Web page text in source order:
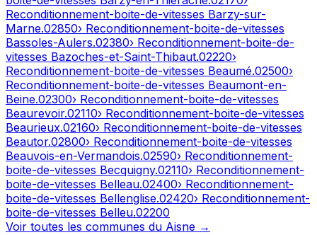
Reconditionnement-boite-de-vitesses Barzy-sur-
Marne.02850› Reconditionnement-boite-de-vitesses
Bassoles-Aulers.02380› Reconditionnement-boite-de-
vitesses Bazoches-et-Saint-Thibaut.02220›
Reconditionnement-boite-de-vitesses Beaumé.02500›
Reconditionnement-boite-de-vitesses Beaumont-en-
Beine.02300› Reconditionnement-boite-de-vitesses
Beaurevoir.02110› Reconditionnement-boite-de-vitesses
Beaurieux.02160› Reconditionnement-boite-de-vitesses
Beautor.02800› Reconditionnement-boite-de-vitesses
Beauvois-en-Vermandois.02590› Reconditionnement-
boite-de-vitesses Becquigny.02110› Reconditionnement-
boite-de-vitesses Belleau.02400› Reconditionnement-
boite-de-vitesses Bellenglise.02420› Reconditionnement-
boite-de-vitesses Belleu.02200
Voir toutes les communes du Aisne →